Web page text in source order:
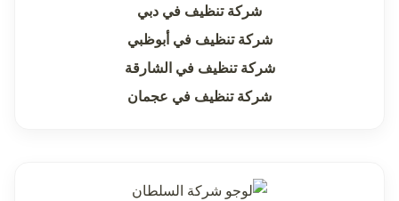
شركة تنظيف في دبي
شركة تنظيف في أبوظبي
شركة تنظيف في الشارقة
شركة تنظيف في عجمان